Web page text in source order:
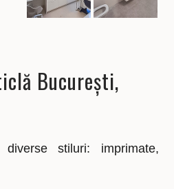
București,
stiluri: imprimate,